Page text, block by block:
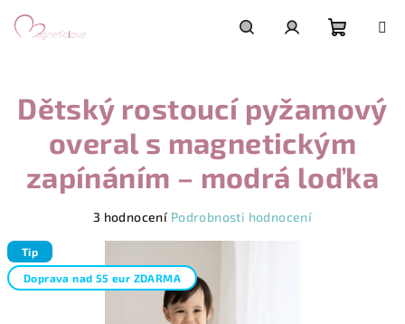
košík
Dětský rostoucí pyžamový
overal s magnetickým
zapínáním – modrá loďka
produktu
je
5,0
3 hodnocení Podrobnosti hodnocení
Tip
Doprava nad 55 eur ZDARMA